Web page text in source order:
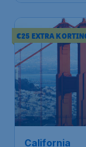
€25 EXTRA
California